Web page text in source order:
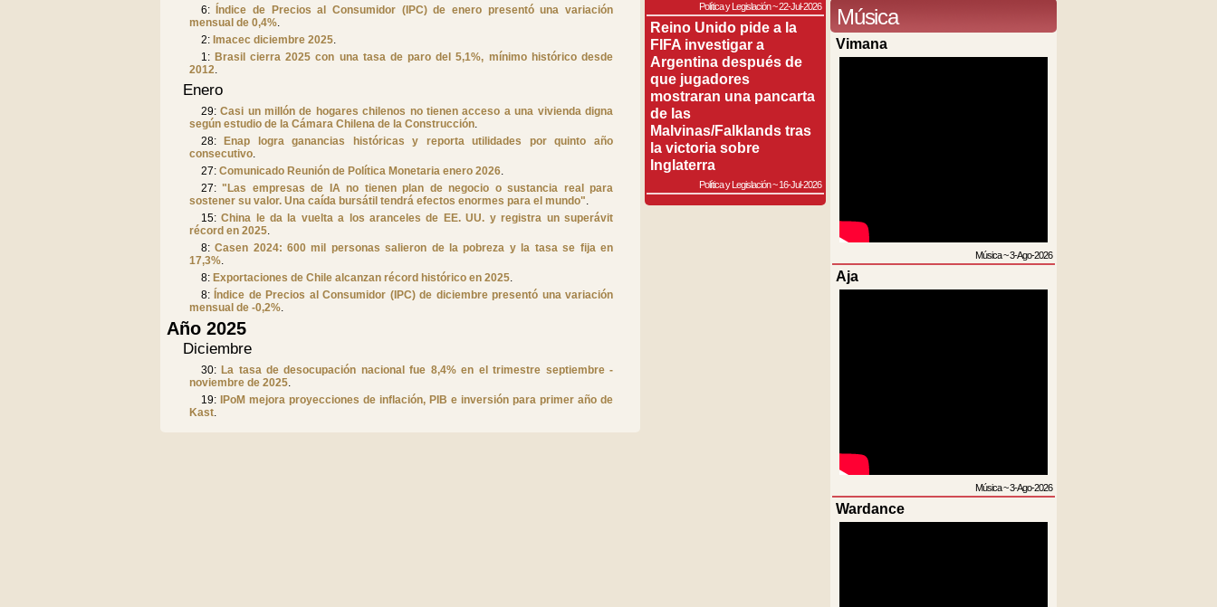
6:
Índice de Precios al Consumidor (IPC) de enero presentó una variación
mensual de 0,4%.
2: Imacec diciembre 2025.
1: Brasil cierra 2025 con una tasa de paro del 5,1%, mínimo histórico desde
2012.
Enero
29:Casi un millón de hogares chilenos no tienen acceso a una vivienda digna
según estudio de la Cámara Chilena de la Construcción.
28:
Enap logra ganancias históricas y reporta utilidades por quinto año
consecutivo.
27: Comunicado Reunión de Política Monetaria enero 2026.
27:"Las empresas de IA no tienen plan de negocio o sustancia real para
sostener su valor. Una caída bursátil tendrá efectos enormes para el mundo".
15:China le da la vuelta a los aranceles de EE. UU. y registra un superávit
récord en 2025.
8:Casen 2024: 600 mil personas salieron de la pobreza y la tasa se fija en
17,3%.
8: Exportaciones de Chile alcanzan récord histórico en 2025.
8: Índice de Precios al Consumidor (IPC) de diciembre presentó una variación
mensual de -0,2%.
Año 2025
Diciembre
30: La tasa de desocupación nacional fue 8,4% en el trimestre septiembre -
noviembre de 2025.
19:
IPoM mejora proyecciones de inflación, PIB e inversión para primer año de
Kast.
Política y Legislación~22-Jul-2026
Reino Unido pide a la
FIFA investigar a
Argentina después de
que jugadores
mostraran una pancarta
de las
Malvinas/Falklands tras
la victoria sobre
Inglaterra
Política y Legislación~16-Jul-2026
Música
Vimana
Música~3-Ago-2026
Aja
Música~3-Ago-2026
Wardance